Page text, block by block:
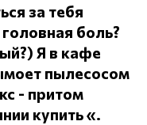
за тебя
боль?
Я в кафе
пылесосом
- притом
купить «.